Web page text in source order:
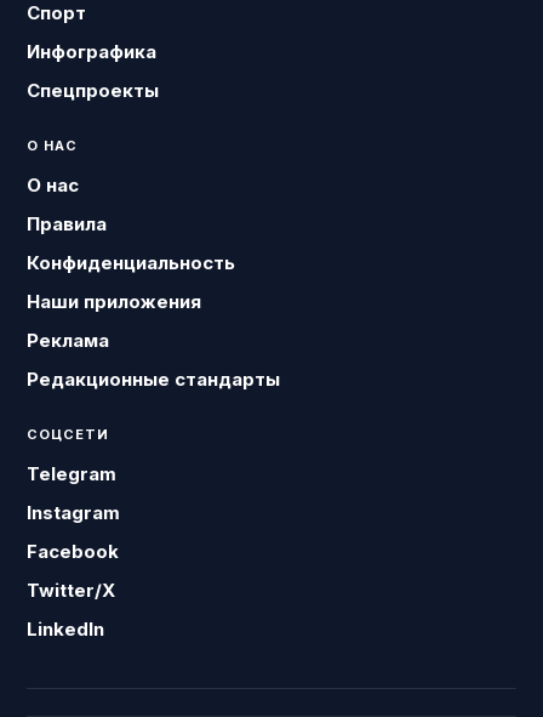
Спорт
Инфографика
Спецпроекты
О НАС
О нас
Правила
Конфиденциальность
Наши приложения
Реклама
Редакционные стандарты
СОЦСЕТИ
Telegram
Instagram
Facebook
Twitter/X
LinkedIn